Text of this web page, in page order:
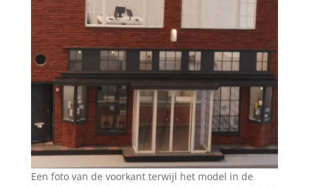
Een foto van de voorkant terwijl het model in de